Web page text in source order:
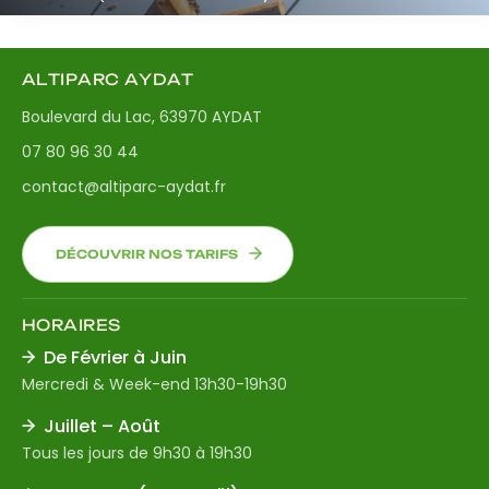
ALTIPARC AYDAT
Boulevard du Lac, 63970 AYDAT
07 80 96 30 44
contact@altiparc-aydat.fr
DÉCOUVRIR NOS TARIFS
HORAIRES
De Février à Juin
Mercredi & Week-end 13h30-19h30
Juillet – Août
Tous les jours de 9h30 à 19h30